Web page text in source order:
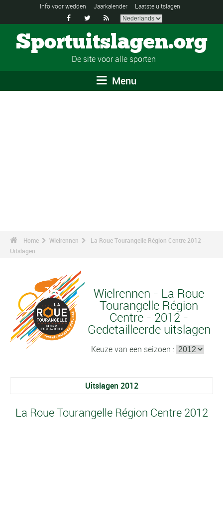
Info voor wedden Jaarkalender Laatste uitslagen
  
Sportuitslagen.org
De site voor alle sporten
Menu
Home Wielrennen
La Roue Tourangelle Région Centre 2012 -
Uitslagen
Wielrennen - La Roue
Tourangelle Région
Centre - 2012 -
Gedetailleerde uitslagen
Keuze van een seizoen :
Uitslagen 2012
La Roue Tourangelle Région Centre 2012